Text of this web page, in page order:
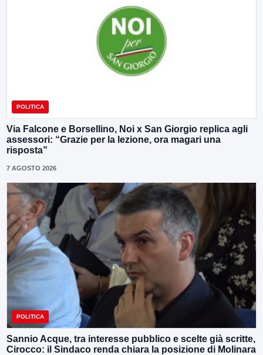
POLITICA
Via Falcone e Borsellino, Noi x San Giorgio replica agli
assessori: “Grazie per la lezione, ora magari una
risposta”
7 AGOSTO 2026
POLITICA
Sannio Acque, tra interesse pubblico e scelte già scritte,
Cirocco: il Sindaco renda chiara la posizione di Molinara